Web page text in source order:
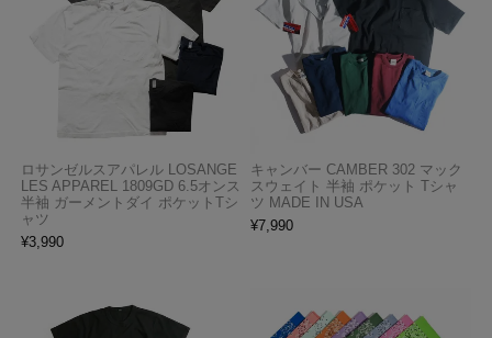
ロサンゼルスアパレル LOSANGE
LES APPAREL 1809GD 6.5オンス
半袖 ガーメントダイ ポケットTシ
ャツ
¥3,990
キャンバー CAMBER 302 マック
スウェイト 半袖 ポケット Tシャ
ツ MADE IN USA
¥7,990